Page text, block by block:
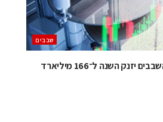
‫שבבים‬
SEMI: שוק ציוד ייצור השבבים יזנק השנה ל־166 מיליארד